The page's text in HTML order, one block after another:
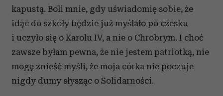
kapustą. Boli mnie, gdy uświadomię sobie, że
idąc do szkoły będzie już myślało po czesku
i uczyło się o Karolu IV, a nie o Chrobrym. I choć
zawsze byłam pewna, że nie jestem patriotką, nie
mogę znieść myśli, że moja córka nie poczuje
nigdy dumy słysząc o Solidarności.